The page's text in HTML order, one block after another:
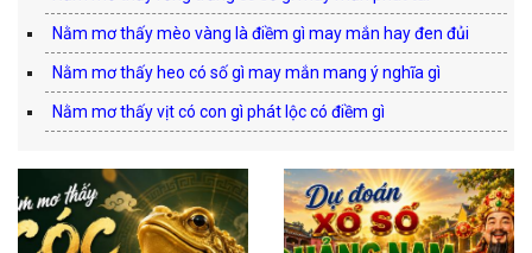
Nằm mơ thấy mèo vàng là điềm gì may mắn hay đen đủi
Nằm mơ thấy heo có số gì may mắn mang ý nghĩa gì
Nằm mơ thấy vịt có con gì phát lộc có điềm gì